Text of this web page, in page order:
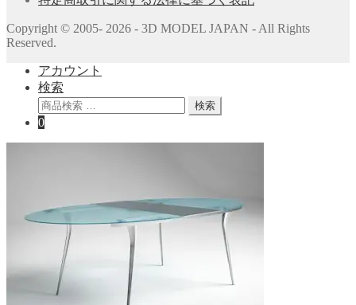
Copyright © 2005- 2026 - 3D MODEL JAPAN - All Rights
Reserved.
アカウント
検索
検
索
検索
0